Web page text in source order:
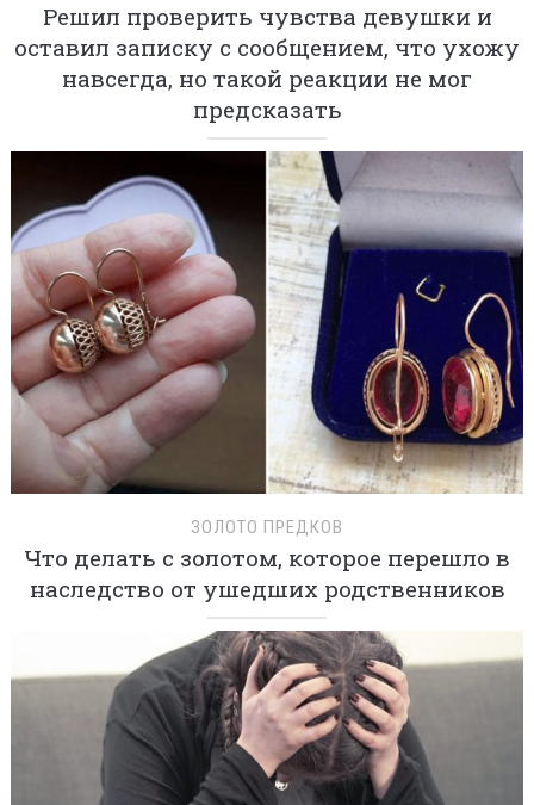
Решил проверить чувства девушки и
оставил записку с сообщением, что ухожу
навсегда, но такой реакции не мог
предсказать
ЗОЛОТО ПРЕДКОВ
Что делать с золотом, которое перешло в
наследство от ушедших родственников